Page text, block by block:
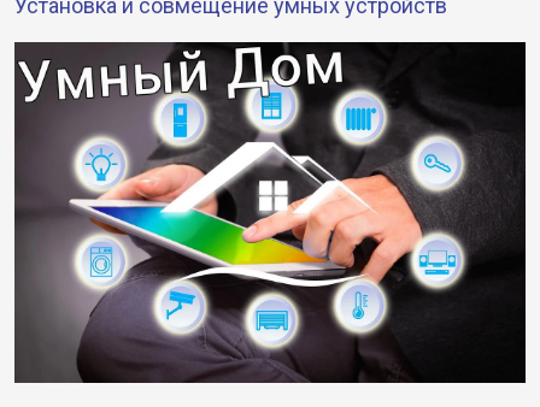
Установка и совмещение умных устройств